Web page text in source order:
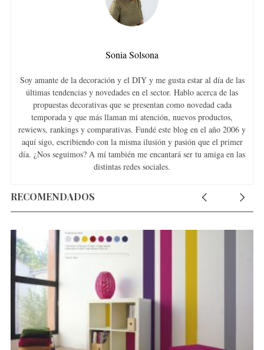
Sonia Solsona
Soy amante de la decoración y el DIY y me gusta estar al día de las
últimas tendencias y novedades en el sector. Hablo acerca de las
propuestas decorativas que se presentan como novedad cada
temporada y que más llaman mi atención, nuevos productos,
rewiews, rankings y comparativas. Fundé este blog en el año 2006 y
aquí sigo, escribiendo con la misma ilusión y pasión que el primer
día. ¿Nos seguimos? A mí también me encantará ser tu amiga en las
distintas redes sociales.
RECOMENDADOS